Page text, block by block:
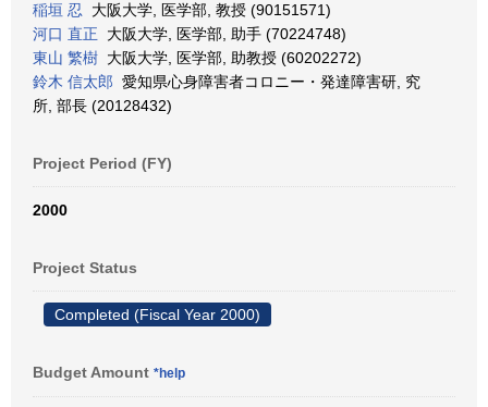
稲垣 忍 大阪大学, 医学部, 教授 (90151571)
河口 直正 大阪大学, 医学部, 助手 (70224748)
東山 繁樹 大阪大学, 医学部, 助教授 (60202272)
鈴木 信太郎 愛知県心身障害者コロニー・発達障害研, 究
所, 部長 (20128432)
Project Period (FY)
2000
Project Status
Completed (Fiscal Year 2000)
Budget Amount *help